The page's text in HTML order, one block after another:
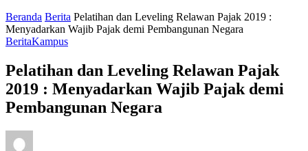
Beranda Berita Pelatihan dan Leveling Relawan Pajak 2019 :
Menyadarkan Wajib Pajak demi Pembangunan Negara
BeritaKampus
Pelatihan dan Leveling Relawan Pajak
2019 : Menyadarkan Wajib Pajak demi
Pembangunan Negara